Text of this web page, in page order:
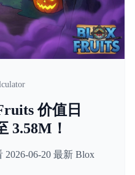
价值日
3.58M！
2026-06-20 最新 Blox